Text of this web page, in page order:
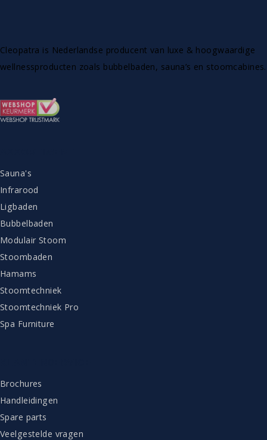
Cleopatra is Nederlandse producent van luxe & hoogwaardige
wellnessproducten zoals bubbelbaden, sauna’s en stoomcabines.
Sauna's
Infrarood
Ligbaden
Bubbelbaden
Modulair Stoom
Stoombaden
Hamams
Stoomtechniek
Stoomtechniek Pro
Spa Furniture
Brochures
Handleidingen
Spare parts
Veelgestelde vragen